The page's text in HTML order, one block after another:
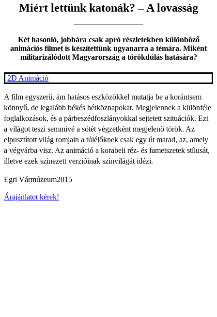
Miért lettünk katonák? – A lovasság
Két hasonló, jobbára csak apró részletekben különböző
animációs filmet is készítettünk ugyanarra a témára. Miként
militarizálódott Magyarország a törökdúlás hatására?
2D Animáció
A film egyszerű, ám hatásos eszközökkel mutatja be a korántsem
könnyű, de legalább békés hétköznapokat. Megjelennek a különféle
foglalkozások, és a párbeszédfoszlányokkal sejtetett szituációk. Ezt
a világot teszi semmivé a sötét végzetként megjelenő török. Az
elpusztított világ romjain a túlélőknek csak egy út marad, az, amely
a végvárba visz. Az animáció a korabeli réz- és fametszetek stílusát,
illetve ezek színezett verzióinak színvilágát idézi.
Egri Vármúzeum2015
Árajánlatot kérek!